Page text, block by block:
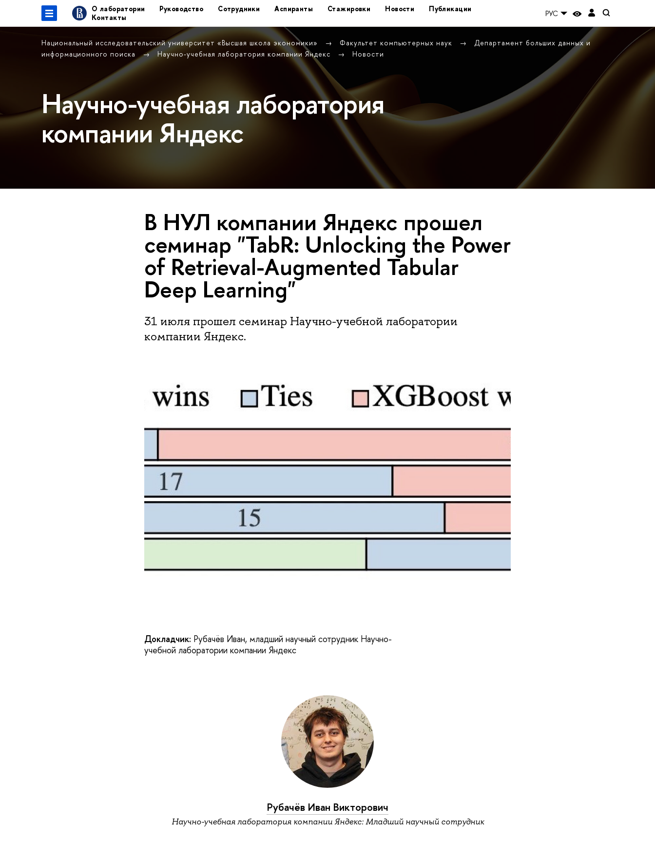
О лаборатории Руководство Сотрудники Аспиранты Стажировки Новости
Публикации
Контакты
РУС
Национальный исследовательский университет «Высшая школа экономики» Факультет компьютерных наук
Департамент больших данных и
информационного поиска
Научно-учебная лаборатория компании Яндекс Новости
Научно-учебная лаборатория
компании Яндекс
В НУЛ компании Яндекс прошел
семинар "TabR: Unlocking the Power
of Retrieval-Augmented Tabular
Deep Learning"
31 июля прошел семинар Научно-учебной лаборатории
компании Яндекс.
Докладчик: Рубачёв Иван, младший научный сотрудник Научно-
учебной лаборатории компании Яндекс
Рубачёв Иван Викторович
Научно-учебная лаборатория компании Яндекс: Младший научный сотрудник